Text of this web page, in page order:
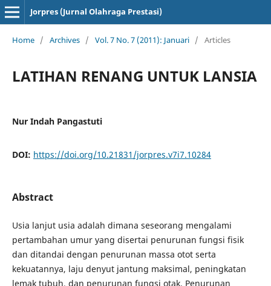
Jorpres (Jurnal Olahraga Prestasi)
Home / Archives / Vol. 7 No. 7 (2011): Januari / Articles
LATIHAN RENANG UNTUK LANSIA
Nur Indah Pangastuti
DOI: https://doi.org/10.21831/jorpres.v7i7.10284
Abstract
Usia lanjut usia adalah dimana seseorang mengalami
pertambahan umur yang disertai penurunan fungsi fisik
dan ditandai dengan penurunan massa otot serta
kekuatannya, laju denyut jantung maksimal, peningkatan
lemak tubuh, dan penurunan fungsi otak. Penurunan